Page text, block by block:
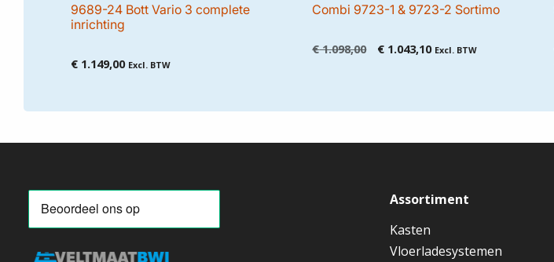
9689-24 Bott Vario 3 complete
inrichting
€ 1.149,00 Excl. BTW
Combi 9723-1 & 9723-2 Sortimo
€1.098,00
Oorspronkelijke
€ 1.043,10Huidige
Excl. BTW
Assortiment
Kasten
Vloerladesystemen